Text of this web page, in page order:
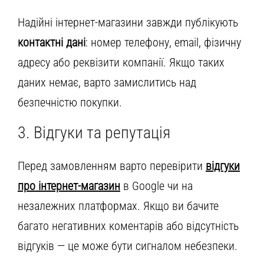
Надійні інтернет-магазини завжди публікують
контактні дані: номер телефону, email, фізичну
адресу або реквізити компанії. Якщо таких
даних немає, варто замислитись над
безпечністю покупки.
3. Відгуки та репутація
Перед замовленням варто перевірити відгуки
про інтернет-магазин в Google чи на
незалежних платформах. Якщо ви бачите
багато негативних коментарів або відсутність
відгуків — це може бути сигналом небезпеки.